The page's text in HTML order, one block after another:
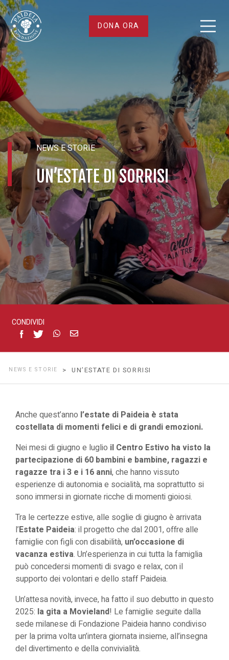
DONA ORA
Un’estate
di
sorrisi
NEWS E STORIE
UN’ESTATE DI SORRISI
CONDIVIDI
NEWS E STORIE > UN’ESTATE DI SORRISI
Anche quest’anno l’estate di Paideia è stata
costellata di momenti felici e di grandi emozioni.
Nei mesi di giugno e luglio il Centro Estivo ha visto la
partecipazione di 60 bambini e bambine, ragazzi e
ragazze tra i 3 e i 16 anni, che hanno vissuto
esperienze di autonomia e socialità, ma soprattutto si
sono immersi in giornate ricche di momenti gioiosi.
Tra le certezze estive, alle soglie di giugno è arrivata
l’Estate Paideia: il progetto che dal 2001, offre alle
famiglie con figli con disabilità, un’occasione di
vacanza estiva. Un’esperienza in cui tutta la famiglia
può concedersi momenti di svago e relax, con il
supporto dei volontari e dello staff Paideia.
Un’attesa novità, invece, ha fatto il suo debutto in questo
2025: la gita a Movieland! Le famiglie seguite dalla
sede milanese di Fondazione Paideia hanno condiviso
per la prima volta un’intera giornata insieme, all’insegna
del divertimento e della convivialità.